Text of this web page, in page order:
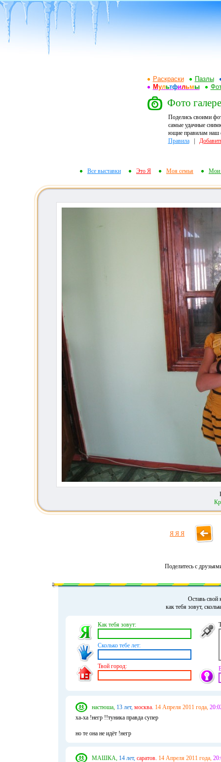
Раскраски
Пазлы
Мультфильмы
Фото
Поделись своими
самые удачные
ющие правилам наш
Правила|
Все выставки Это Я Моя семья Мои
Я Я Я
Поделитесь с
Оставь свой
как тебя зовут,
Как тебя зовут:
Сколько тебе лет:
Твой город:
настюша, 13 лет, москва. 14 Апреля 2011 года,
ха-ха !негр !!туника правда супер
но те она не идёт !негр
МАШКА, 14 лет, саратов. 14 Апреля 2011 года,